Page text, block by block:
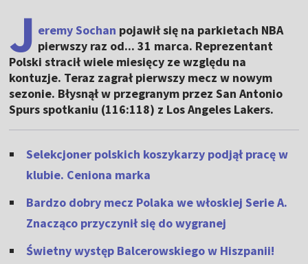
J eremy Sochan pojawił się na parkietach NBA
pierwszy raz od... 31 marca. Reprezentant
Polski stracił wiele miesięcy ze względu na
kontuzje. Teraz zagrał pierwszy mecz w nowym
sezonie. Błysnął w przegranym przez San Antonio
Spurs spotkaniu (116:118) z Los Angeles Lakers.
Selekcjoner polskich koszykarzy podjął pracę w
klubie. Ceniona marka
Bardzo dobry mecz Polaka we włoskiej Serie A.
Znacząco przyczynił się do wygranej
Świetny występ Balcerowskiego w Hiszpanii!